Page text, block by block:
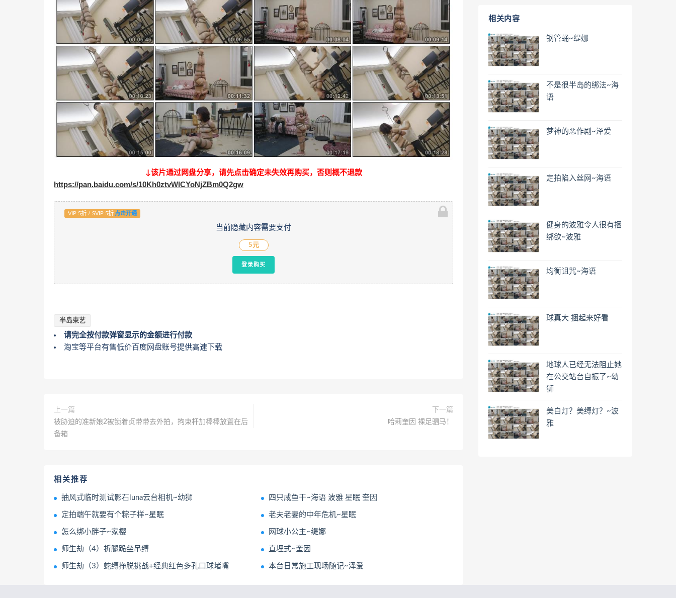
↓该片通过网盘分享，请先点击确定未失效再购买，否则概不退款
https://pan.baidu.com/s/10Kh0ztvWICYoNjZBm0Q2gw
VIP 5折 / SVIP 5折 点击开通
当前隐藏内容需要支付
5元
登录购买
半岛束艺
请完全按付款弹窗显示的金额进行付款
淘宝等平台有售低价百度网盘账号提供高速下载
上一篇
被胁迫的准新娘2被锁着贞带带去外拍，拘束杆加棒棒放置在后
备箱
下一篇
哈莉奎因 裸足驷马！
相关推荐
抽风式临时测试影石luna云台相机~幼狮 四只咸鱼干~海语 波雅 星眠 奎因
定拍端午就要有个粽子样~星眠 老夫老妻的中年危机~星眠
怎么绑小胖子~家樱 网球小公主~缇娜
师生劫（4）折腿跪坐吊缚 直埋式~奎因
师生劫（3）蛇缚挣脱挑战+经典红色多孔口球堵嘴 本台日常施工现场随记~泽爱
相关内容
钢管蛹~缇娜
不是很半岛的绑法~海
语
梦神的恶作剧~泽爱
定拍陷入丝网~海语
健身的波雅令人很有捆
绑欲~波雅
均衡诅咒~海语
球真大 捆起来好看
地球人已经无法阻止她
在公交站台自振了~幼
狮
美白灯？美缚灯？~波
雅